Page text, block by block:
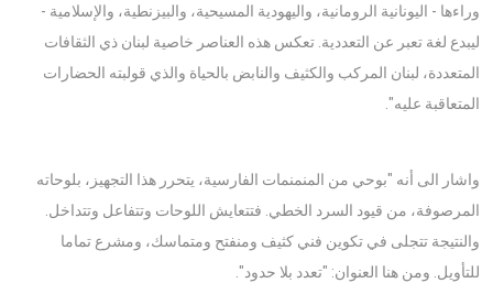
وراءها - اليونانية الرومانية، واليهودية المسيحية، والبيزنطية، والإسلامية -
ليبدع لغة تعبر عن التعددية. تعكس هذه العناصر خاصية لبنان ذي الثقافات
المتعددة، لبنان المركب والكثيف والنابض بالحياة والذي قولبته الحضارات
المتعاقبة عليه".
واشار الى أنه "بوحي من المنمنمات الفارسية، يتحرر هذا التجهيز، بلوحاته
المرصوفة، من قيود السرد الخطي. فتتعايش اللوحات وتتفاعل وتتداخل.
والنتيجة تتجلى في تكوين فني كثيف ومنفتح ومتماسك، ومشرع تماما
للتأويل. ومن هنا العنوان: "تعدد بلا حدود".